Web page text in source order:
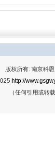
版权所有: 南京科
http://
（任何引用或转